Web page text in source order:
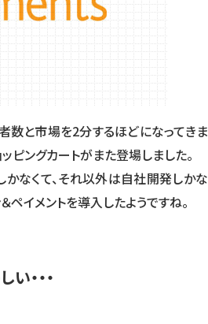
と市場を2分するほどになってきま
ピングカートがまた登場しました。
なくて、それ以外は自社開発しかな
イメントを導入したようですね。
・・・